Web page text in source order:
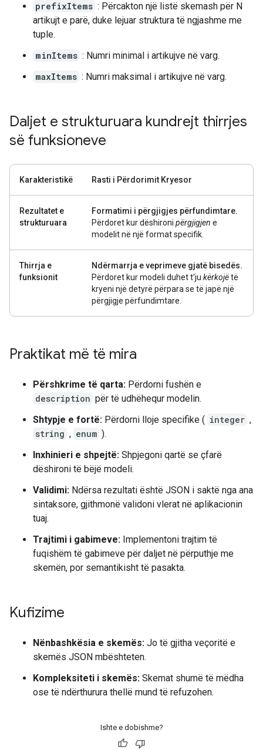
prefixItems : Përcakton një listë skemash për N
artikujt e parë, duke lejuar struktura të ngjashme me
tuple.
minItems : Numri minimal i artikujve në varg.
maxItems : Numri maksimal i artikujve në varg.
Daljet e strukturuara kundrejt thirrjes
së funksioneve
Karakteristikë Rasti i Përdorimit Kryesor
Rezultatet e
strukturuara
Formatimi i përgjigjes përfundimtare.
Përdoret kur dëshironi përgjigjen e
modelit në një format specifik.
Thirrja e
funksionit
Ndërmarrja e veprimeve gjatë bisedës.
Përdoret kur modeli duhet t'ju kërkojëtë
kryeni një detyrë përpara se të japë një
përgjigje përfundimtare.
Praktikat më të mira
Përshkrime të qarta: Përdorni fushën e
description për të udhëhequr modelin.
Shtypje e fortë: Përdorni lloje specifike ( integer ,
string , enum ).
Inxhinieri e shpejtë: Shpjegoni qartë se çfarë
dëshironi të bëjë modeli.
Validimi: Ndërsa rezultati është JSON i saktë nga ana
sintaksore, gjithmonë validoni vlerat në aplikacionin
tuaj.
Trajtimi i gabimeve: Implementoni trajtim të
fuqishëm të gabimeve për daljet në përputhje me
skemën, por semantikisht të pasakta.
Kufizime
Nënbashkësia e skemës: Jo të gjitha veçoritë e
skemës JSON mbështeten.
Kompleksiteti i skemës: Skemat shumë të mëdha
ose të ndërthurura thellë mund të refuzohen.
Ishte e dobishme?